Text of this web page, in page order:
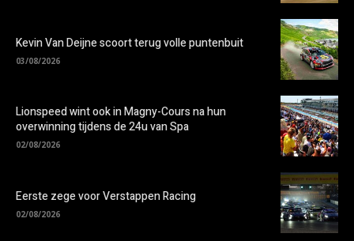
Kevin Van Deijne scoort terug volle puntenbuit
03/08/2026
Lionspeed wint ook in Magny-Cours na hun
overwinning tijdens de 24u van Spa
02/08/2026
Eerste zege voor Verstappen Racing
02/08/2026